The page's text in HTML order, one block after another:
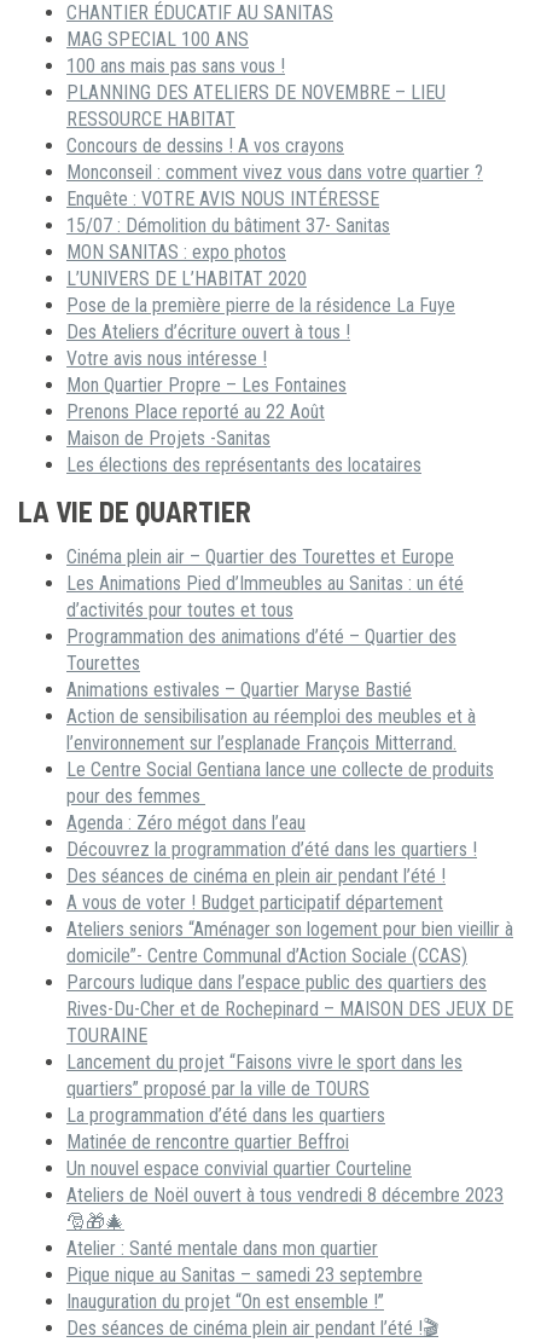
CHANTIER ÉDUCATIF AU SANITAS
MAG SPECIAL 100 ANS
100 ans mais pas sans vous !
PLANNING DES ATELIERS DE NOVEMBRE – LIEU
RESSOURCE HABITAT
Concours de dessins ! A vos crayons
Monconseil : comment vivez vous dans votre quartier ?
Enquête : VOTRE AVIS NOUS INTÉRESSE
15/07 : Démolition du bâtiment 37- Sanitas
MON SANITAS : expo photos
L’UNIVERS DE L’HABITAT 2020
Pose de la première pierre de la résidence La Fuye
Des Ateliers d’écriture ouvert à tous !
Votre avis nous intéresse !
Mon Quartier Propre – Les Fontaines
Prenons Place reporté au 22 Août
Maison de Projets -Sanitas
Les élections des représentants des locataires
LA VIE DE QUARTIER
Cinéma plein air – Quartier des Tourettes et Europe
Les Animations Pied d’Immeubles au Sanitas : un été
d’activités pour toutes et tous
Programmation des animations d’été – Quartier des
Tourettes
Animations estivales – Quartier Maryse Bastié
Action de sensibilisation au réemploi des meubles et à
l’environnement sur l’esplanade François Mitterrand.
Le Centre Social Gentiana lance une collecte de produits
pour des femmes
Agenda : Zéro mégot dans l’eau
Découvrez la programmation d’été dans les quartiers !
Des séances de cinéma en plein air pendant l’été !
A vous de voter ! Budget participatif département
Ateliers seniors “Aménager son logement pour bien vieillir à
domicile”- Centre Communal d’Action Sociale (CCAS)
Parcours ludique dans l’espace public des quartiers des
Rives-Du-Cher et de Rochepinard – MAISON DES JEUX DE
TOURAINE
Lancement du projet “Faisons vivre le sport dans les
quartiers” proposé par la ville de TOURS
La programmation d’été dans les quartiers
Matinée de rencontre quartier Beffroi
Un nouvel espace convivial quartier Courteline
Ateliers de Noël ouvert à tous vendredi 8 décembre 2023
🎅🎁🎄
Atelier : Santé mentale dans mon quartier
Pique nique au Sanitas – samedi 23 septembre
Inauguration du projet “On est ensemble !”
Des séances de cinéma plein air pendant l’été !🎬